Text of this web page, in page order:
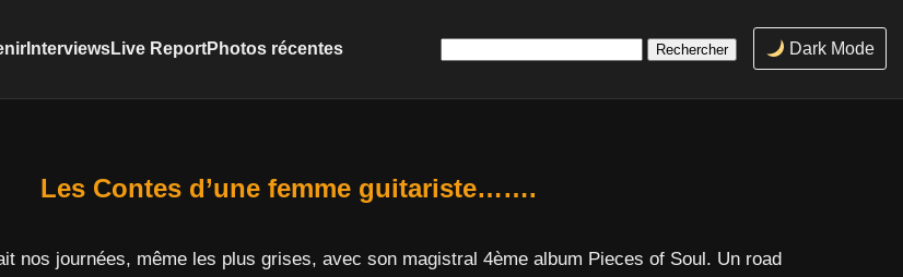
InterviewsLive ReportPhotos récentes Dark Mode
Les Contes d’une femme guitariste…….
nos journées, même les plus grises, avec son magistral 4ème album Pieces of Soul. Un road